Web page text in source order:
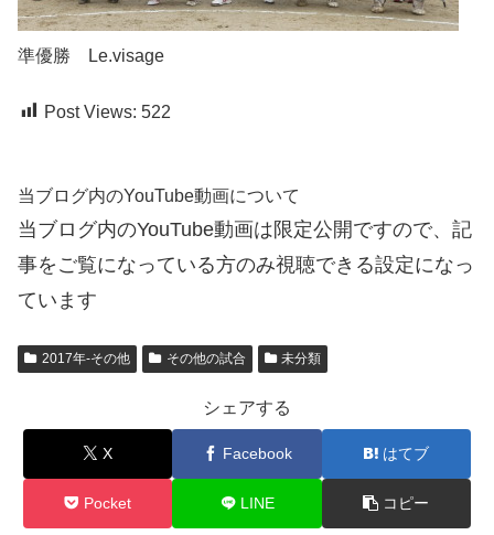
準優勝 Le.visage
Post Views: 522
当ブログ内のYouTube動画について
当ブログ内のYouTube動画は限定公開ですので、記
事をご覧になっている方のみ視聴できる設定になっ
ています
2017年-その他 その他の試合 未分類
シェアする
X Facebook はてブ
Pocket LINE コピー